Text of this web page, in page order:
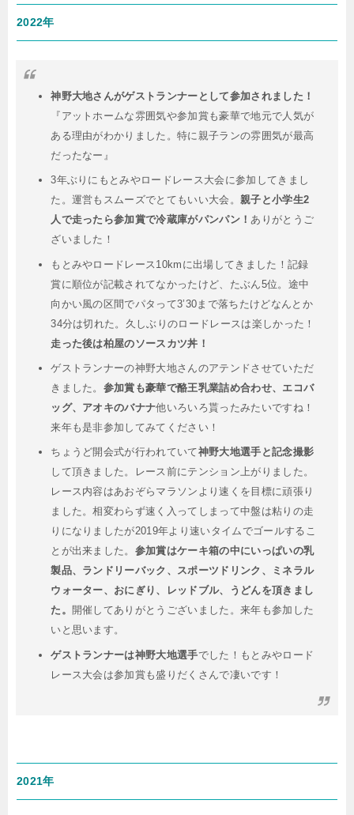
2022年
神野大地さんがゲストランナーとして参加されました！
『アットホームな雰囲気や参加賞も豪華で地元で人気が
ある理由がわかりました。特に親子ランの雰囲気が最高
だったなー』
3年ぶりにもとみやロードレース大会に参加してきまし
た。運営もスムーズでとてもいい大会。 親子と小学生2
人で走ったら参加賞で冷蔵庫がパンパン！ありがとうご
ざいました！
もとみやロードレース10kmに出場してきました！記録
賞に順位が記載されてなかったけど、たぶん5位。途中
向かい風の区間でパタって3’30まで落ちたけどなんとか
34分は切れた。久しぶりのロードレースは楽しかった！
走った後は柏屋のソースカツ丼！
ゲストランナーの神野大地さんのアテンドさせていただ
きました。 参加賞も豪華で酪王乳業詰め合わせ、エコバ
ッグ、アオキのバナナ他いろいろ貰ったみたいですね！
来年も是非参加してみてください！
ちょうど開会式が行われていて神野大地選手と記念撮影
して頂きました。レース前にテンション上がりました。
レース内容はあおぞらマラソンより速くを目標に頑張り
ました。相変わらず速く入ってしまって中盤は粘りの走
りになりましたが2019年より速いタイムでゴールするこ
とが出来ました。 参加賞はケーキ箱の中にいっぱいの乳
製品、ランドリーバック、スポーツドリンク、ミネラル
ウォーター、おにぎり、レッドブル、うどんを頂きまし
た。 開催してありがとうございました。来年も参加した
いと思います。
ゲストランナーは神野大地選手でした！もとみやロード
レース大会は参加賞も盛りだくさんで凄いです！
2021年